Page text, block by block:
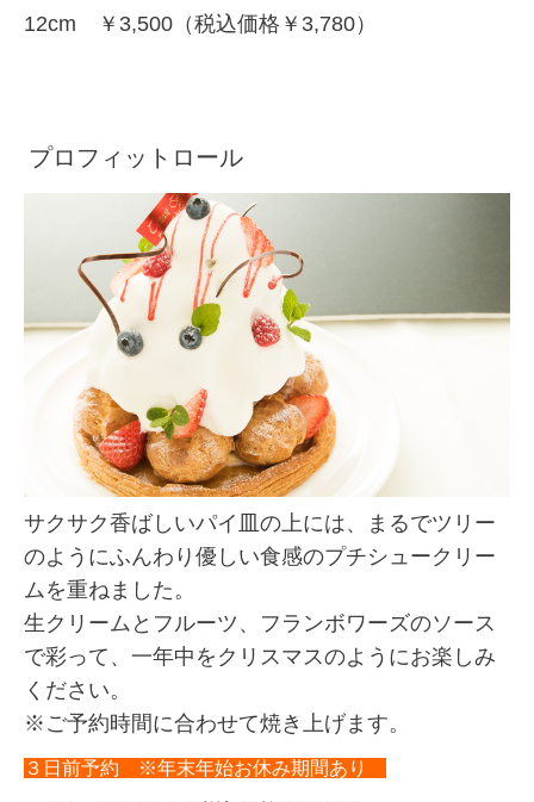
12cm ￥3,500（税込価格￥3,780）
プロフィットロール
サクサク香ばしいパイ皿の上には、まるでツリー
のようにふんわり優しい食感のプチシュークリー
ムを重ねました。
生クリームとフルーツ、フランボワーズのソース
で彩って、一年中をクリスマスのようにお楽しみ
ください。
※ご予約時間に合わせて焼き上げます。
３日前予約 ※年末年始お休み期間あり